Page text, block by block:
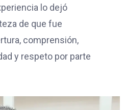
lo dejó
de que fue
comprensión,
y respeto por parte